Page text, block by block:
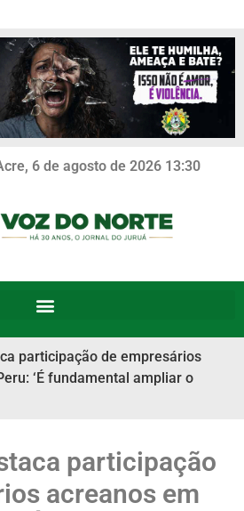
6 de agosto de 2026 13:30
participação de empresários
‘É fundamental ampliar o
participação
acreanos em